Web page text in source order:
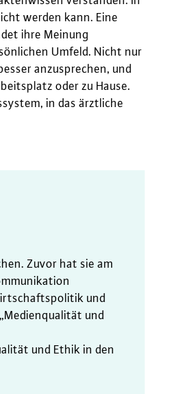
werden kann. Eine
ihre Meinung
Umfeld. Nicht nur
anzusprechen, und
oder zu Hause.
in das ärztliche
Zuvor hat sie am
und
und
und Ethik in den